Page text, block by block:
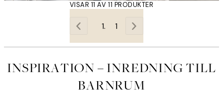
VISAR 11 AV 11 PRODUKTER
1
INSPIRATION – INREDNING TILL
BARNRUM